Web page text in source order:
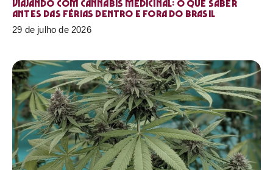
Viajando com cannabis medicinal: o que saber
antes das férias dentro e fora do Brasil
29 de julho de 2026